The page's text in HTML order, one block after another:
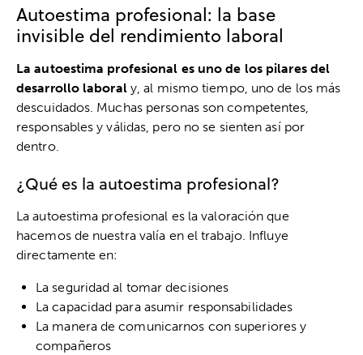
Autoestima profesional: la base
invisible del rendimiento laboral
La autoestima profesional es uno de los pilares del
desarrollo laboral y, al mismo tiempo, uno de los más
descuidados. Muchas personas son competentes,
responsables y válidas, pero no se sienten así por
dentro.
¿Qué es la autoestima profesional?
La autoestima profesional es la valoración que
hacemos de nuestra valía en el trabajo. Influye
directamente en:
La seguridad al tomar decisiones
La capacidad para asumir responsabilidades
La manera de comunicarnos con superiores y
compañeros